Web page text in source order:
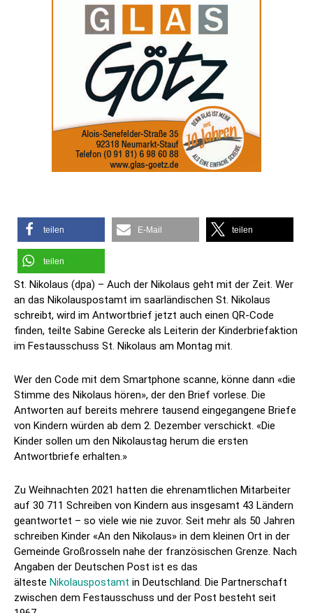
teilen E-Mail teilen
teilen
St. Nikolaus (dpa) – Auch der Nikolaus geht mit der Zeit. Wer
an das Nikolauspostamt im saarländischen St. Nikolaus
schreibt, wird im Antwortbrief jetzt auch einen QR-Code
finden, teilte Sabine Gerecke als Leiterin der Kinderbriefaktion
im Festausschuss St. Nikolaus am Montag mit.
Wer den Code mit dem Smartphone scanne, könne dann «die
Stimme des Nikolaus hören», der den Brief vorlese. Die
Antworten auf bereits mehrere tausend eingegangene Briefe
von Kindern würden ab dem 2. Dezember verschickt. «Die
Kinder sollen um den Nikolaustag herum die ersten
Antwortbriefe erhalten.»
Zu Weihnachten 2021 hatten die ehrenamtlichen Mitarbeiter
auf 30 711 Schreiben von Kindern aus insgesamt 43 Ländern
geantwortet – so viele wie nie zuvor. Seit mehr als 50 Jahren
schreiben Kinder «An den Nikolaus» in dem kleinen Ort in der
Gemeinde Großrosseln nahe der französischen Grenze. Nach
Angaben der Deutschen Post ist es das
älteste Nikolauspostamt in Deutschland. Die Partnerschaft
zwischen dem Festausschuss und der Post besteht seit